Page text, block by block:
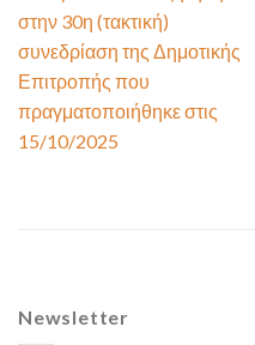
στην 30η (τακτική)
συνεδρίαση της Δημοτικής
Επιτροπής που
πραγματοποιήθηκε στις
15/10/2025
Newsletter